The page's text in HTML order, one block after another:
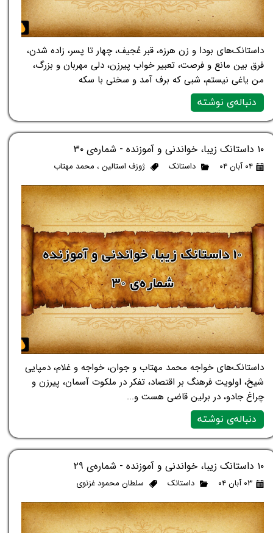
داستانک‌های بودا و زن هرزه، قبر عُجیف، چهار تا پسر، زاده شدن،
فرق بین مانع و فرصت، تعبیر خواب پیرزن، دلی مهربان و بزرگ،
من یاغی نیستم، شبی که برف آمد و سخنی با سکه
دنباله‌ی نوشته
۱۰ داستانک زیبا، خواندنی و آموزنده - شماره‌ی ۳۰
۰۴ آبان ۰۴ داستانک ژوزف استالین، محمد مهتاب
داستانک‌های خواجه محمد مهتاب و جوان، خواجه و غلام، دمپایی
شیخ، اولویت فرهنگ بر اقتصاد، تفکر در ملکوت آسمان، پیرزن و
چراغ جادو، در برلین قاضی هست و...
دنباله‌ی نوشته
۱۰ داستانک زیبا، خواندنی و آموزنده - شماره‌ی ۲۹
۰۳ آبان ۰۴ داستانک سلطان محمود غزنوی